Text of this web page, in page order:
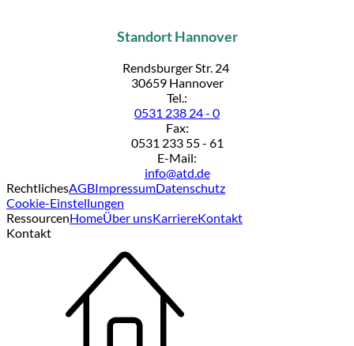
Standort Hannover
Rendsburger Str. 24
30659 Hannover
Tel.:
0531 238 24 - 0
Fax:
0531 233 55 - 61
E-Mail:
info@atd.de
RechtlichesAGBImpressumDatenschutz
Cookie-Einstellungen
RessourcenHomeÜber unsKarriereKontakt
Kontakt